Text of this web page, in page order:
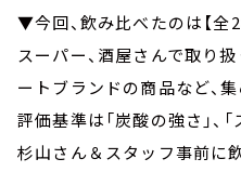
▼今回、飲み比べたのは【全
スーパー、酒屋さんで取り
ートブランドの商品など、
評価基準は「炭酸の強さ」、「
杉山さん＆スタッフ事前に